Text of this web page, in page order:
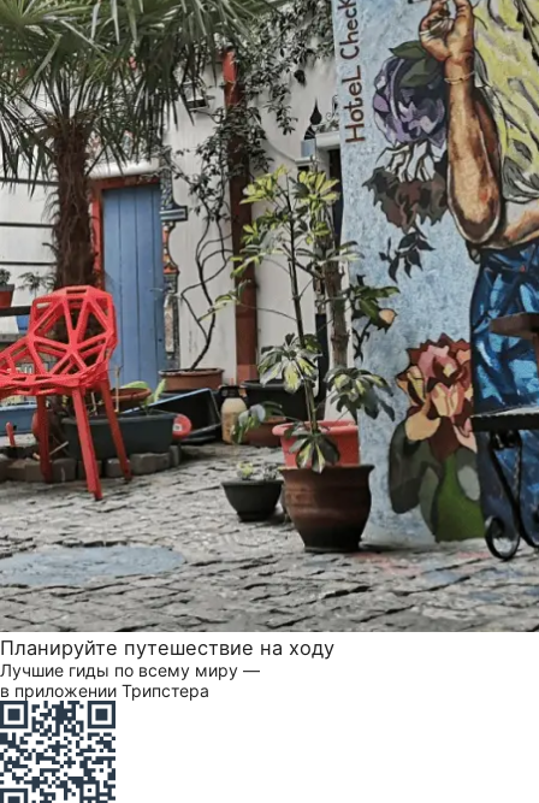
Планируйте путешествие на ходу
Лучшие гиды по всему миру —
в приложении Трипстера